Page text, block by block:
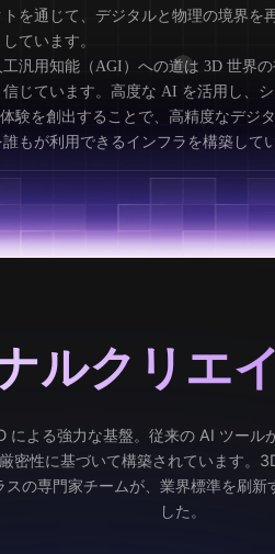
を通じて、デジタルと物理の境界を
ています。
汎用知能（AGI）への道は 3D 世界
信じています。高度な AI を活用し、
験を創出することで、高精度なデジ
もが利用できるインフラを構築して
ルクリエ
よる強力な基盤。従来の AI ツール
密性に基づいて構築されています。
の専門家チームが、業界標準を刷
した。